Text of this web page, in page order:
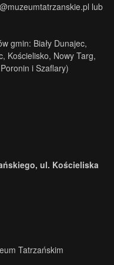
lub
gmin: Biały Dunajec,
Kościelisko, Nowy Targ,
i Szaflary)
ul. Kościeliska
Tatrzańskim